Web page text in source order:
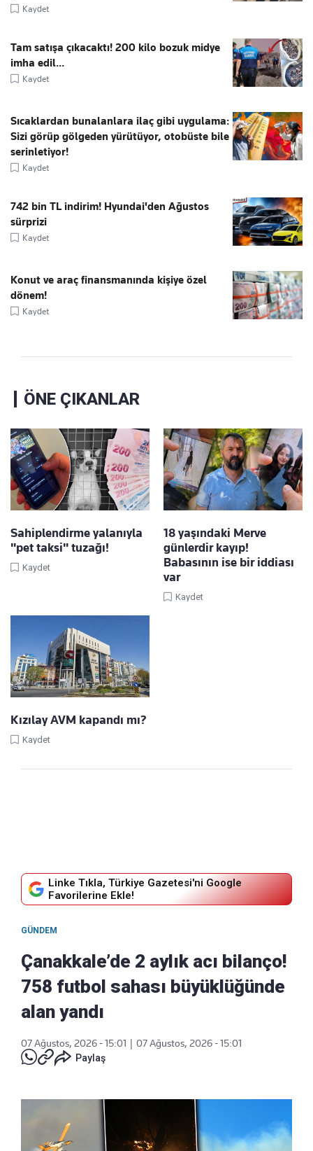
Kaydet
Tam satışa çıkacaktı! 200 kilo bozuk midye
imha edil...
Kaydet
Sıcaklardan bunalanlara ilaç gibi uygulama:
Sizi görüp gölgeden yürütüyor, otobüste bile
serinletiyor!
Kaydet
742 bin TL indirim! Hyundai'den Ağustos
sürprizi
Kaydet
Konut ve araç finansmanında kişiye özel
dönem!
Kaydet
ÖNE ÇIKANLAR
Sahiplendirme yalanıyla
"pet taksi" tuzağı!
Kaydet
18 yaşındaki Merve
günlerdir kayıp!
Babasının ise bir iddiası
var
Kaydet
Kızılay AVM kapandı mı?
Kaydet
Linke Tıkla, Türkiye Gazetesi'ni Google
Favorilerine Ekle!
GÜNDEM
Çanakkale’de 2 aylık acı bilanço!
758 futbol sahası büyüklüğünde
alan yandı
07 Ağustos, 2026 - 15:01
07 Ağustos, 2026 - 15:01
Paylaş